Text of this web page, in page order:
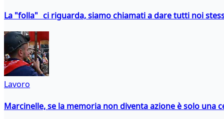
La "folla" ci riguarda, siamo chiamati a dare tutti noi
Lavoro
Marcinelle, se la memoria non diventa azione è solo una